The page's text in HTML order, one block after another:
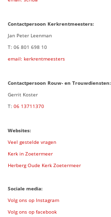
Contactpersoon Kerkrentmeesters:
Jan Peter Leenman
T: 06 801 698 10
email: kerkrentmeesters
Contactpersoon Rouw- en Trouwdiensten:
Gerrit Koster
T: 06 13711370
Websites:
Veel gestelde vragen
Kerk in Zoetermeer
Herberg Oude Kerk Zoetermeer
Sociale media:
Volg ons op Instagram
Volg ons op facebook